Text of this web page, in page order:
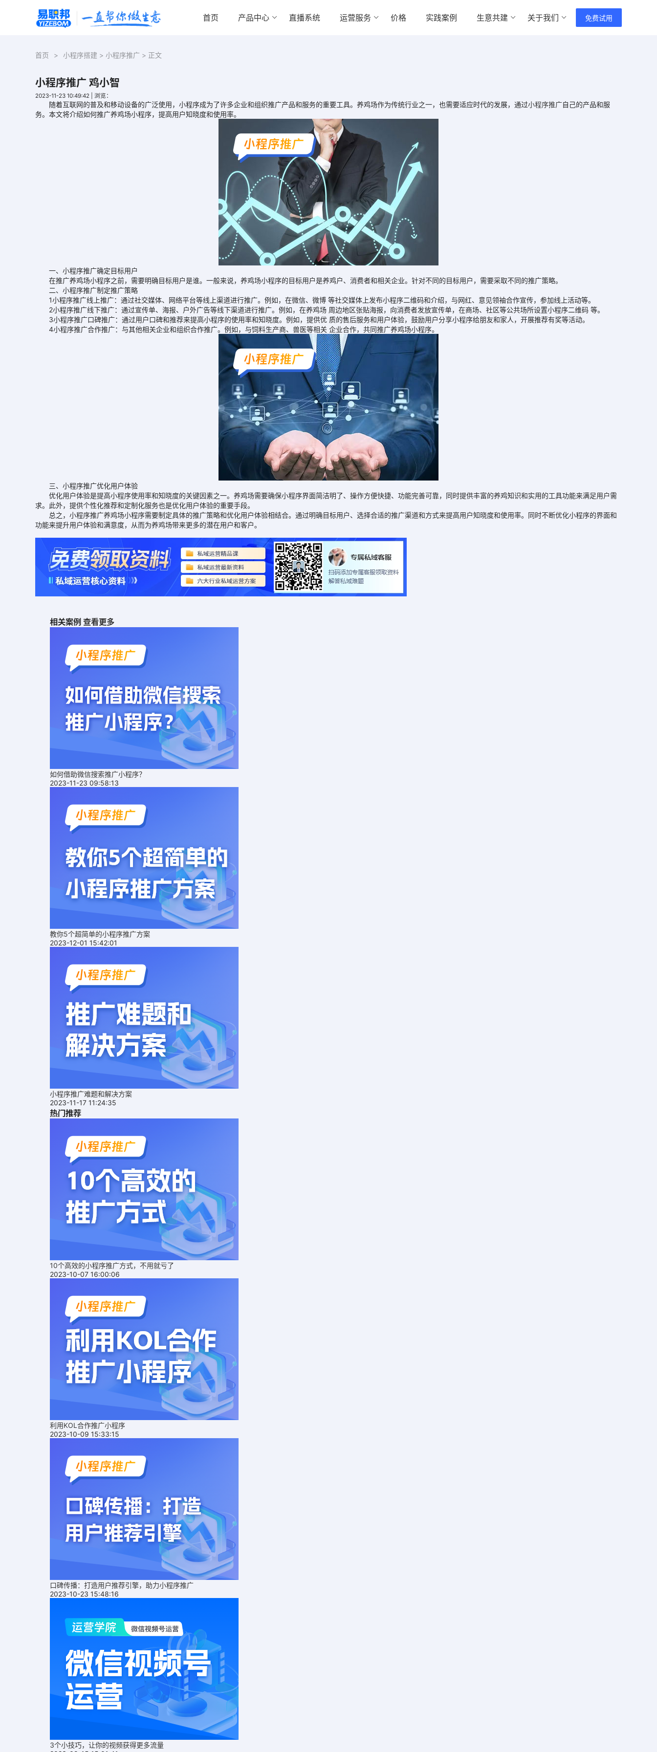
首页 产品中心 直播系统 运营服务 价格 实践案例 生意共建 关于我们 免费试用
首页 > 小程序搭建 > 小程序推广 > 正文
小程序推广 鸡小智
2023-11-23 10:49:42 浏览：
随着互联网的普及和移动设备的广泛使用，小程序成为了许多企业和组织推广产品和服务的重要工具。养鸡场作为传统行业之一，也需要适应时代的发展，通过小程序推广自己的产品和服
务。本文将介绍如何推广养鸡场小程序，提高用户知晓度和使用率。
一、小程序推广确定目标用户
在推广养鸡场小程序之前，需要明确目标用户是谁。一般来说，养鸡场小程序的目标用户是养鸡户、消费者和相关企业。针对不同的目标用户，需要采取不同的推广策略。
二、小程序推广制定推广策略
1小程序推广线上推广：通过社交媒体、网络平台等线上渠道进行推广。例如，在微信、微博 等社交媒体上发布小程序二维码和介绍，与网红、意见领袖合作宣传，参加线上活动等。
2小程序推广线下推广：通过宣传单、海报、户外广告等线下渠道进行推广。例如，在养鸡场 周边地区张贴海报，向消费者发放宣传单，在商场、社区等公共场所设置小程序二维码 等。
3小程序推广口碑推广：通过用户口碑和推荐来提高小程序的使用率和知晓度。例如，提供优 质的售后服务和用户体验，鼓励用户分享小程序给朋友和家人，开展推荐有奖等活动。
4小程序推广合作推广：与其他相关企业和组织合作推广。例如，与饲料生产商、兽医等相关 企业合作，共同推广养鸡场小程序。
三、小程序推广优化用户体验
优化用户体验是提高小程序使用率和知晓度的关键因素之一。养鸡场需要确保小程序界面简洁明了、操作方便快捷、功能完善可靠，同时提供丰富的养鸡知识和实用的工具功能来满足用户需
求。此外，提供个性化推荐和定制化服务也是优化用户体验的重要手段。
总之，小程序推广养鸡场小程序需要制定具体的推广策略和优化用户体验相结合。通过明确目标用户、选择合适的推广渠道和方式来提高用户知晓度和使用率。同时不断优化小程序的界面和
功能来提升用户体验和满意度，从而为养鸡场带来更多的潜在用户和客户。
相关案例 查看更多
如何借助微信搜索推广小程序？
2023-11-23 09:58:13
教你5个超简单的小程序推广方案
2023-12-01 15:42:01
小程序推广难题和解决方案
2023-11-17 11:24:35
热门推荐
10个高效的小程序推广方式，不用就亏了
2023-10-07 16:00:06
利用KOL合作推广小程序
2023-10-09 15:33:15
口碑传播：打造用户推荐引擎，助力小程序推广
2023-10-23 15:48:16
3个小技巧，让你的视频获得更多流量